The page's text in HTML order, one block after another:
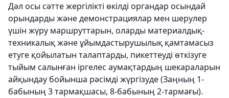
Дәл осы сәтте жергілікті өкілді органдар осындай
орындарды және демонстрациялар мен шерулер
үшін жүру маршруттарын, оларды материалдық-
техникалық және ұйымдастырушылық қамтамасыз
етуге қойылатын талаптарды, пикеттеуді өткізуге
тыйым салынған іргелес аумақтардың шекараларын
айқындау бойынша рәсімді жүргізуде (Заңның 1-
бабының 3 тармақшасы, 8-бабының 2-тармағы).